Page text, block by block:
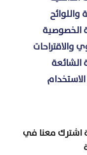
واللوائح
الخصوصية
والاقتراحات
الشائعة
اشترك معنا في